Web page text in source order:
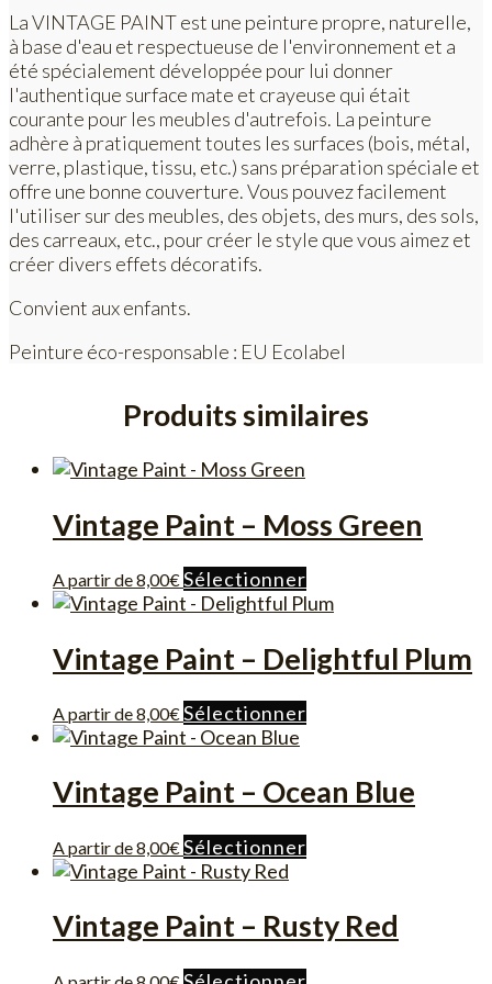
La VINTAGE PAINT est une peinture propre, naturelle,
à base d'eau et respectueuse de l'environnement et a
été spécialement développée pour lui donner
l'authentique surface mate et crayeuse qui était
courante pour les meubles d'autrefois. La peinture
adhère à pratiquement toutes les surfaces (bois, métal,
verre, plastique, tissu, etc.) sans préparation spéciale et
offre une bonne couverture. Vous pouvez facilement
l'utiliser sur des meubles, des objets, des murs, des sols,
des carreaux, etc., pour créer le style que vous aimez et
créer divers effets décoratifs.
Convient aux enfants.
Peinture éco-responsable : EU Ecolabel
Produits similaires
Vintage Paint – Moss Green
A partir de8,00€Sélectionner
produit
plusieurs
variations.
Les
options
choisies
produit
Vintage Paint – Delightful Plum
A partir de8,00€Sélectionner
plusieurs
variations.
Les
options
choisies
Vintage Paint – Ocean Blue
A partir de8,00€ Sélectionner
plusieurs
variations.
Les
Vintage Paint – Rusty Red